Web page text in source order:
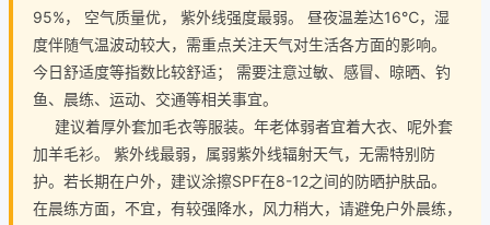
95%， 空气质量优， 紫外线强度最弱。 昼夜温差达16℃，湿
度伴随气温波动较大，需重点关注天气对生活各方面的影响。
今日舒适度等指数比较舒适； 需要注意过敏、感冒、晾晒、钓
鱼、晨练、运动、交通等相关事宜。
建议着厚外套加毛衣等服装。年老体弱者宜着大衣、呢外套
加羊毛衫。 紫外线最弱，属弱紫外线辐射天气，无需特别防
护。若长期在户外，建议涂擦SPF在8-12之间的防晒护肤品。
在晨练方面，不宜，有较强降水，风力稍大，请避免户外晨练，